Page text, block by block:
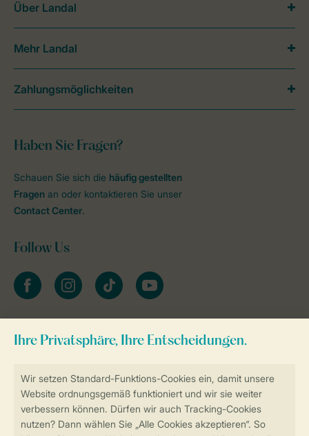
Haben Sie Fragen?
Schauen Sie sich die häufig gestellten
Fragen an oder kontaktieren Sie unser
Contact Center.
Follow Us
facebookinstagramtiktok youtube
Zum Newsletter anmelden
Über Landal
Mehr Landal
Zahlungsmöglichkeiten